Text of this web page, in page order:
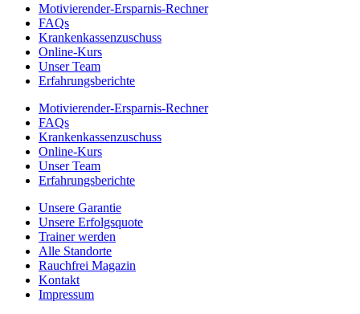
Motivierender-Ersparnis-Rechner
FAQs
Krankenkassenzuschuss
Online-Kurs
Unser Team
Erfahrungsberichte
Motivierender-Ersparnis-Rechner
FAQs
Krankenkassenzuschuss
Online-Kurs
Unser Team
Erfahrungsberichte
Unsere Garantie
Unsere Erfolgsquote
Trainer werden
Alle Standorte
Rauchfrei Magazin
Kontakt
Impressum